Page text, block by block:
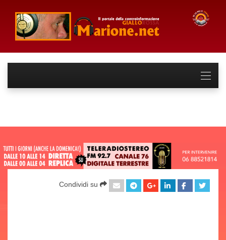
Condividi su